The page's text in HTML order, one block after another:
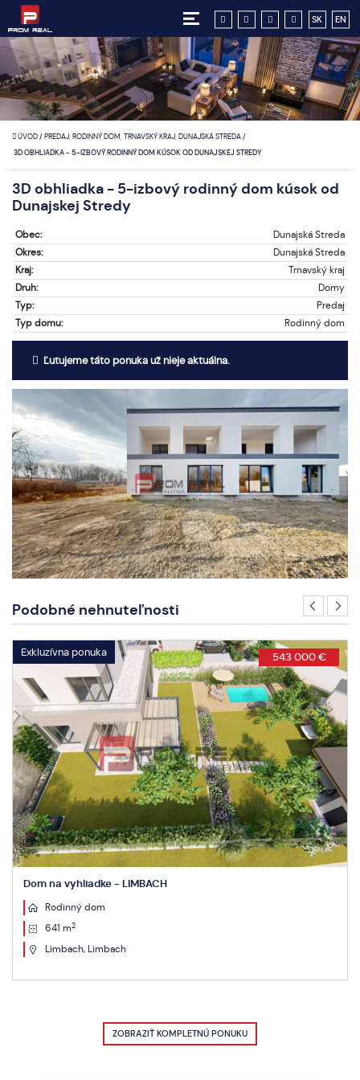
SK EN
ÚVOD/PREDAJ, RODINNÝ DOM, TRNAVSKÝ KRAJ, DUNAJSKÁ STREDA/
3D OBHLIADKA - 5-IZBOVÝ RODINNÝ DOM KÚSOK OD DUNAJSKEJ STREDY
3D obhliadka - 5-izbový rodinný dom kúsok od
Dunajskej Stredy
Obec:
Dunajská Streda
Okres:
Dunajská Streda
Kraj:
Trnavský kraj
Druh:
Domy
Typ:
Predaj
Typ domu:
Rodinný dom
Ľutujeme táto ponuka už nieje aktuálna.
Podobné nehnuteľnosti
Exkluzívna ponuka 543 000 €
Dom na vyhliadke - LIMBACH
Rodinný dom
641 m2
Limbach, Limbach
ZOBRAZIŤ KOMPLETNÚ PONUKU